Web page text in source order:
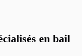
en bail